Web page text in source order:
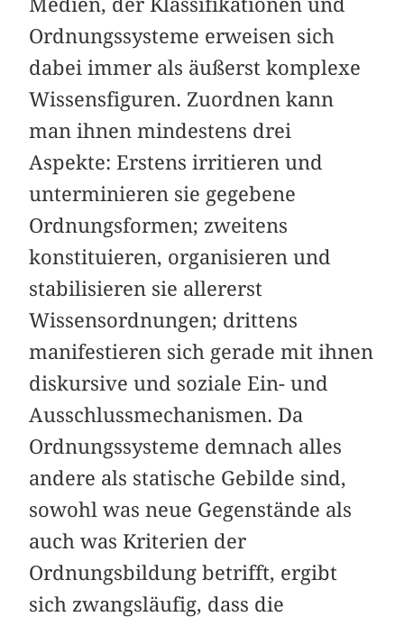
Ordnungssysteme erweisen sich
dabei immer als äußerst komplexe
Wissensfiguren. Zuordnen kann
man ihnen mindestens drei
Aspekte: Erstens irritieren und
unterminieren sie gegebene
Ordnungsformen; zweitens
konstituieren, organisieren und
stabilisieren sie allererst
Wissensordnungen; drittens
manifestieren sich gerade mit ihnen
diskursive und soziale Ein- und
Ausschlussmechanismen. Da
Ordnungssysteme demnach alles
andere als statische Gebilde sind,
sowohl was neue Gegenstände als
auch was Kriterien der
Ordnungsbildung betrifft, ergibt
sich zwangsläufig, dass die